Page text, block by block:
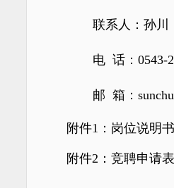
联系人：孙川
电 话：0543-
邮 箱：
附件1：岗位说明书
附件2：竞聘申请表